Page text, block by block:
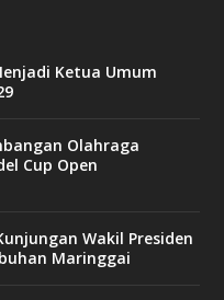
Ketua Umum
Olahraga
Cup Open
Wakil Presiden
Maringgai